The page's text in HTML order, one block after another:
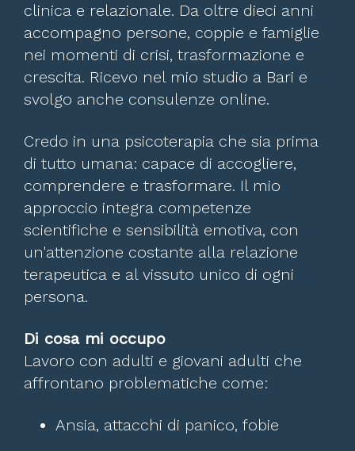
clinica e relazionale. Da oltre dieci anni
accompagno persone, coppie e famiglie
nei momenti di crisi, trasformazione e
crescita. Ricevo nel mio studio a Bari e
svolgo anche consulenze online.
Credo in una psicoterapia che sia prima
di tutto umana: capace di accogliere,
comprendere e trasformare. Il mio
approccio integra competenze
scientifiche e sensibilità emotiva, con
un'attenzione costante alla relazione
terapeutica e al vissuto unico di ogni
persona.
Di cosa mi occupo
Lavoro con adulti e giovani adulti che
affrontano problematiche come:
Ansia, attacchi di panico, fobie